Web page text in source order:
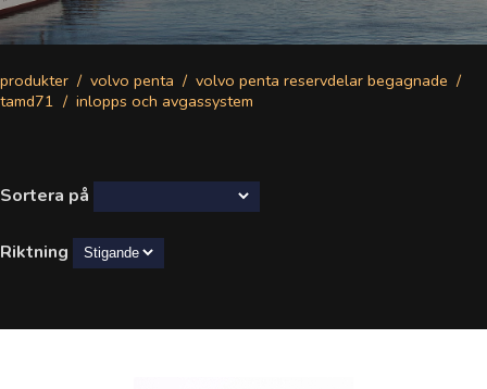
produkter volvo penta
volvo penta reservdelar begagnade
tamd71
inlopps och avgassystem
Sortera på
Riktning